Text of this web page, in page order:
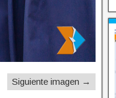
Siguiente imagen →